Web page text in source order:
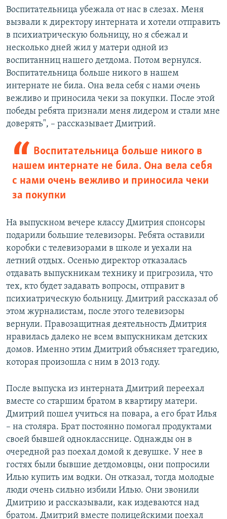
Воспитательница убежала от нас в слезах. Меня
вызвали к директору интерната и хотели отправить
в психиатрическую больницу, но я сбежал и
несколько дней жил у матери одной из
воспитанниц нашего детдома. Потом вернулся.
Воспитательница больше никого в нашем
интернате не била. Она вела себя с нами очень
вежливо и приносила чеки за покупки. После этой
победы ребята признали меня лидером и стали мне
доверять", – рассказывает Дмитрий.
Воспитательница больше никого в
нашем интернате не била. Она вела себя
с нами очень вежливо и приносила чеки
за покупки
На выпускном вечере классу Дмитрия спонсоры
подарили большие телевизоры. Ребята оставили
коробки с телевизорами в школе и уехали на
летний отдых. Осенью директор отказалась
отдавать выпускникам технику и пригрозила, что
тех, кто будет задавать вопросы, отправит в
психиатрическую больницу. Дмитрий рассказал об
этом журналистам, после этого телевизоры
вернули. Правозащитная деятельность Дмитрия
нравилась далеко не всем выпускникам детских
домов. Именно этим Дмитрий объясняет трагедию,
которая произошла с ним в 2013 году.
После выпуска из интерната Дмитрий переехал
вместе со старшим братом в квартиру матери.
Дмитрий пошел учиться на повара, а его брат Илья
– на столяра. Брат постоянно помогал продуктами
своей бывшей однокласснице. Однажды он в
очередной раз поехал домой к девушке. У нее в
гостях были бывшие детдомовцы, они попросили
Илью купить им водки. Он отказал, тогда молодые
люди очень сильно избили Илью. Они звонили
Дмитрию и рассказывали, как издеваются над
братом. Дмитрий вместе полицейскими поехал